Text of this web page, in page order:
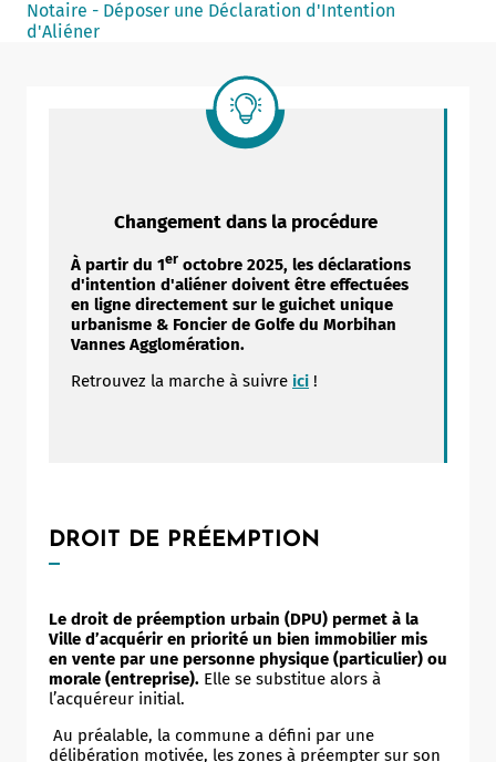
Notaire
Journaliste
Notaire - Déposer une Déclaration d'Intention
d'Aliéner
Changement dans la procédure
À partir du 1er octobre 2025, les déclarations
d'intention d'aliéner doivent être effectuées
en ligne directement sur le guichet unique
urbanisme & Foncier de Golfe du Morbihan
Vannes Agglomération.
Retrouvez la marche à suivre ici !
DROIT DE PRÉEMPTION
Le droit de préemption urbain (DPU) permet à la
Ville d’acquérir en priorité un bien immobilier mis
en vente par une personne physique (particulier) ou
morale (entreprise). Elle se substitue alors à
l’acquéreur initial.
Au préalable, la commune a défini par une
délibération motivée, les zones à préempter sur son